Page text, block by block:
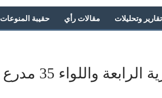
تقارير وتحليلات مقالات رأي حقيبة المنوعات
واللواء 35 مدرع